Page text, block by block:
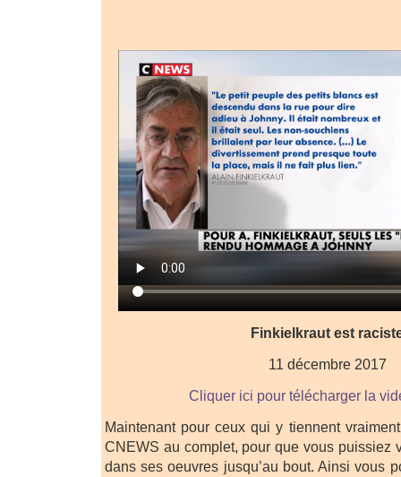
Finkielkraut est
11 décembre 2017
Cliquer ici pour télécharger la
Maintenant pour ceux qui y tiennent
CNEWS au complet, pour que vous puissiez
dans ses oeuvres jusqu’au bout. Ainsi vous